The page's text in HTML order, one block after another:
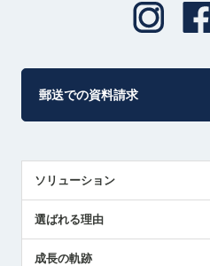
郵送での資料請求
ソリューション
解決策提案
選ばれる理由
成長の軌跡